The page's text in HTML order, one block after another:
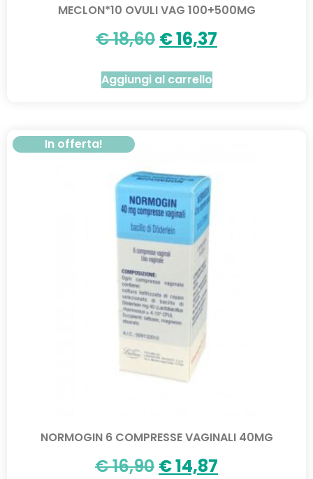
MECLON*10 OVULI VAG 100+500MG
€18,60 €16,37
Aggiungi al carrello
In offerta!
NORMOGIN 6 COMPRESSE VAGINALI 40MG
€16,90 €14,87